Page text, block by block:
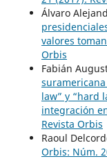
Álvaro
valores
Orbis
Fabián
law” y “hard
integración
Revista Orbis
Raoul
Orbis: Núm.